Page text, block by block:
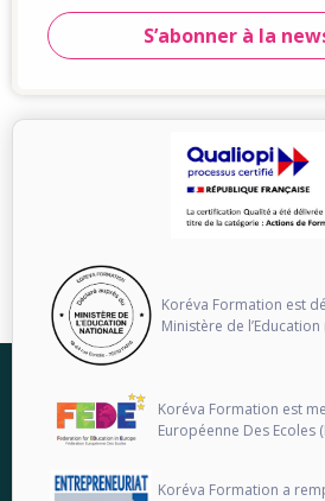
S’abonner à la
Koréva Formation est
Ministère de
Koréva Formation est
Européenne Des Ecoles
Koréva Formation a